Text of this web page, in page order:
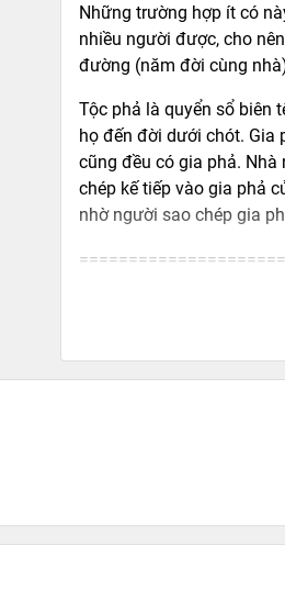
Những trường hợp ít có
nhiều người được, cho
đường (năm đời cùng
Tộc phả là quyển sổ biên
họ đến đời dưới chót. Gia
cũng đều có gia phả.
chép kế tiếp vào gia phả
nhờ người sao chép gia
Nhà